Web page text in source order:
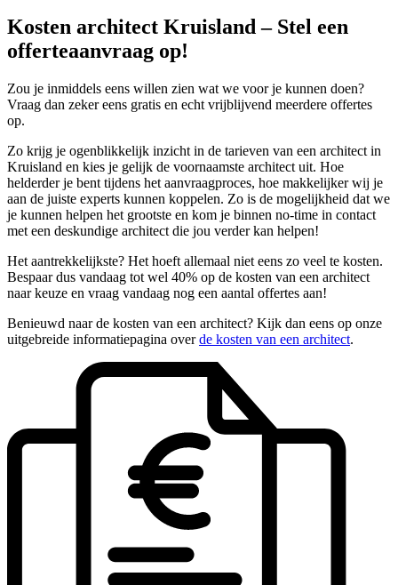
Kosten architect Kruisland – Stel een
offerteaanvraag op!
Zou je inmiddels eens willen zien wat we voor je kunnen doen?
Vraag dan zeker eens gratis en echt vrijblijvend meerdere offertes
op.
Zo krijg je ogenblikkelijk inzicht in de tarieven van een architect in
Kruisland en kies je gelijk de voornaamste architect uit. Hoe
helderder je bent tijdens het aanvraagproces, hoe makkelijker wij je
aan de juiste experts kunnen koppelen. Zo is de mogelijkheid dat we
je kunnen helpen het grootste en kom je binnen no-time in contact
met een deskundige architect die jou verder kan helpen!
Het aantrekkelijkste? Het hoeft allemaal niet eens zo veel te kosten.
Bespaar dus vandaag tot wel 40% op de kosten van een architect
naar keuze en vraag vandaag nog een aantal offertes aan!
Benieuwd naar de kosten van een architect? Kijk dan eens op onze
uitgebreide informatiepagina overde kosten van een architect.